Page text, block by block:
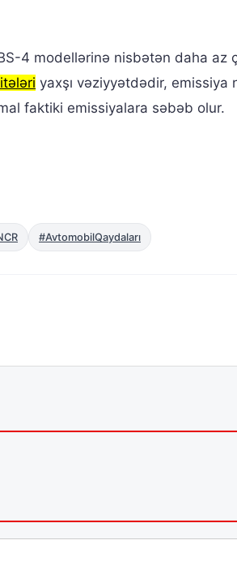
4 modellərinə nisbətən daha az
yaxşı vəziyyətdədir, emissiya
faktiki emissiyalara səbəb olur.
#AvtomobilQaydaları